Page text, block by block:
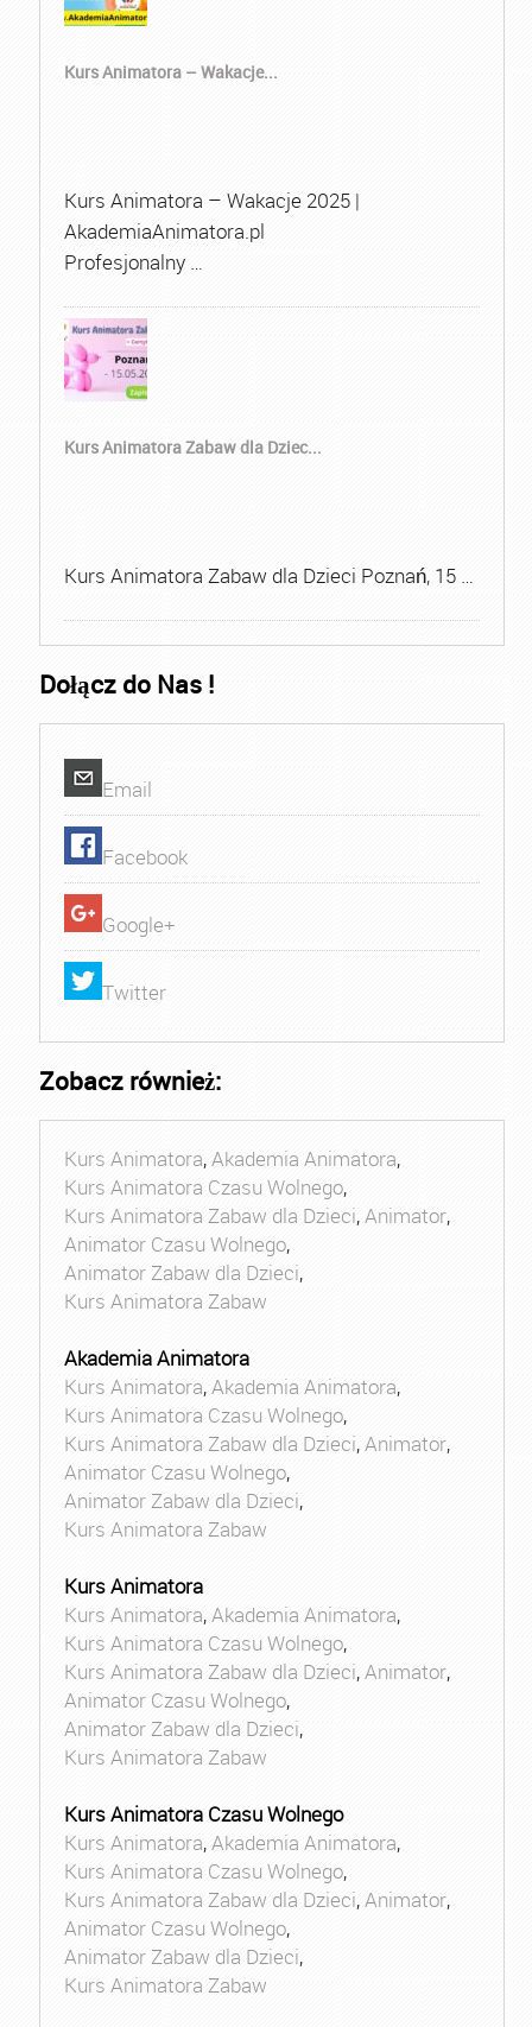
Kurs Animatora – Wakacje...
Kurs Animatora – Wakacje 2025 |
AkademiaAnimatora.pl
Profesjonalny …
Kurs Animatora Zabaw dla Dziec...
Kurs Animatora Zabaw dla Dzieci Poznań, 15 …
Dołącz do Nas !
Email
Facebook
Google+
Twitter
Zobacz również:
Kurs Animatora,Akademia Animatora,
Kurs Animatora Czasu Wolnego,
Kurs Animatora Zabaw dla Dzieci,Animator,
Animator Czasu Wolnego,
Animator Zabaw dla Dzieci,
Kurs Animatora Zabaw
Akademia Animatora
Kurs Animatora,Akademia Animatora,
Kurs Animatora Czasu Wolnego,
Kurs Animatora Zabaw dla Dzieci,Animator,
Animator Czasu Wolnego,
Animator Zabaw dla Dzieci,
Kurs Animatora Zabaw
Kurs Animatora
Kurs Animatora,Akademia Animatora,
Kurs Animatora Czasu Wolnego,
Kurs Animatora Zabaw dla Dzieci,Animator,
Animator Czasu Wolnego,
Animator Zabaw dla Dzieci,
Kurs Animatora Zabaw
Kurs Animatora Czasu Wolnego
Kurs Animatora,Akademia Animatora,
Kurs Animatora Czasu Wolnego,
Kurs Animatora Zabaw dla Dzieci,Animator,
Animator Czasu Wolnego,
Animator Zabaw dla Dzieci,
Kurs Animatora Zabaw